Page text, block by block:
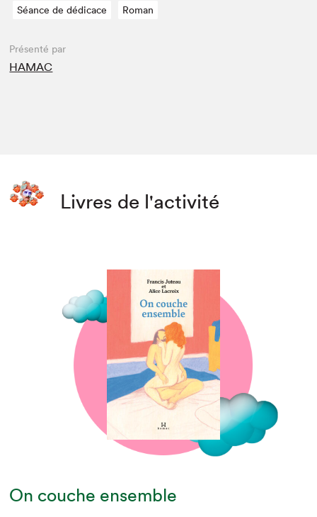
Séance de dédicace Roman
Présenté par
HAMAC
Livres de l'activité
On couche ensemble